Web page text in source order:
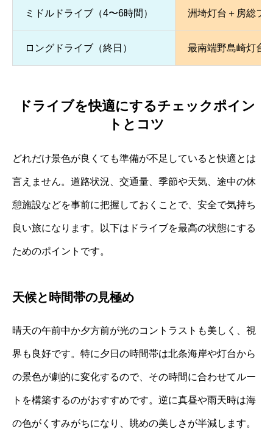
ミドルドライブ（4〜6時間） 洲埼灯台＋房総フ
ロングドライブ（終日） 最南端野島崎灯台
ドライブを快適にするチェックポイン
トとコツ
どれだけ景色が良くても準備が不足していると快適とは
言えません。道路状況、交通量、季節や天気、途中の休
憩施設などを事前に把握しておくことで、安全で気持ち
良い旅になります。以下はドライブを最高の状態にする
ためのポイントです。
天候と時間帯の見極め
晴天の午前中か夕方前が光のコントラストも美しく、視
界も良好です。特に夕日の時間帯は北条海岸や灯台から
の景色が劇的に変化するので、その時間に合わせてルー
トを構築するのがおすすめです。逆に真昼や雨天時は海
の色がくすみがちになり、眺めの美しさが半減します。